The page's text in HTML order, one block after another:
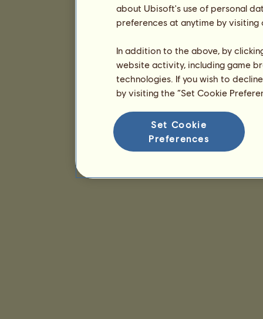
about Ubisoft's use of personal
preferences at anytime by
In addition to the above, by
website activity, including game
technologies. If you wish to
by visiting the “Set Cookie
Set Cookie
Preferences